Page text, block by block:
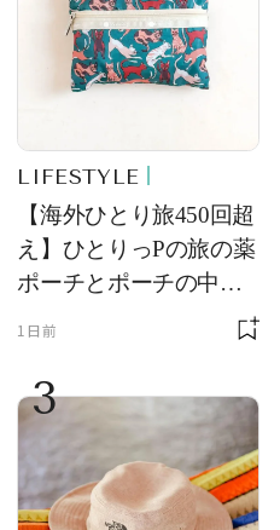
LIFESTYLE
【海外ひとり旅450回超
え】ひとりっPの旅の薬
ポーチとポーチの中身
を初公開！ 本当に使え
ム
1日前
3